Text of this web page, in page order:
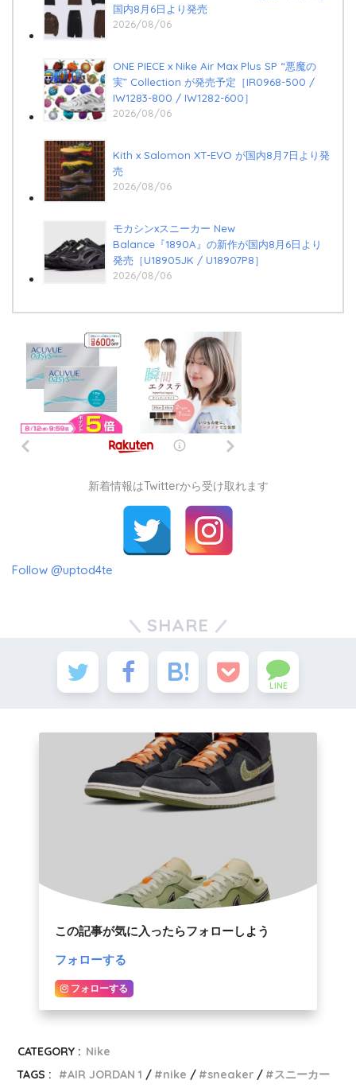
国内8月6日より発売
2026/08/06
ONE PIECE x Nike Air Max Plus SP “悪魔の
実” Collection が発売予定［IR0968-500 /
IW1283-800 / IW1282-600］
2026/08/06
Kith x Salomon XT-EVO が国内8月7日より発
売
2026/08/06
モカシンxスニーカー New
Balance『1890A』の新作が国内8月6日より
発売［U18905JK / U18907P8］
2026/08/06
新着情報はTwitterから受け取れます
Follow @uptod4te
SHARE
LINE
この記事が気に入ったらフォローしよう
フォローする
フォローする
CATEGORY : Nike
TAGS :
AIR JORDAN 1 nike sneaker スニーカー